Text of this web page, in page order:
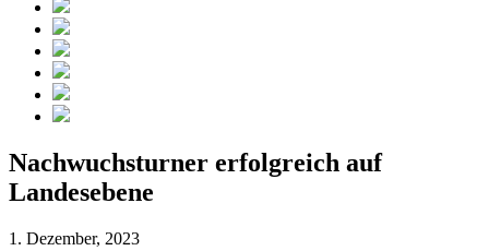
Nachwuchsturner erfolgreich auf
Landesebene
1. Dezember, 2023